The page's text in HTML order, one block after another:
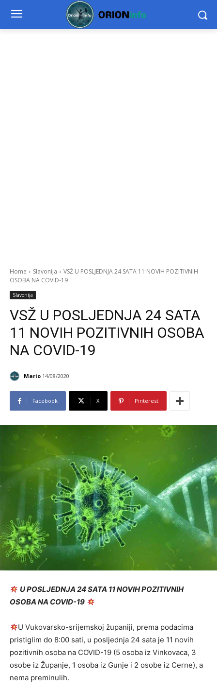
Home Slavonija
VSŽ U POSLJEDNJA 24 SATA 11 NOVIH POZITIVNIH
OSOBA NA COVID-19
Slavonija
VSŽ U POSLJEDNJA 24 SATA
11 NOVIH POZITIVNIH OSOBA
NA COVID-19
Mario 14/08/2020
Facebook X Pinterest
U POSLJEDNJA 24 SATA 11 NOVIH POZITIVNIH
OSOBA NA COVID-19
U Vukovarsko-srijemskoj županiji, prema podacima
pristiglim do 8:00 sati, u posljednja 24 sata je 11 novih
pozitivnih osoba na COVID-19 (5 osoba iz Vinkovaca, 3
osobe iz Županje, 1 osoba iz Gunje i 2 osobe iz Cerne), a
nema preminulih.